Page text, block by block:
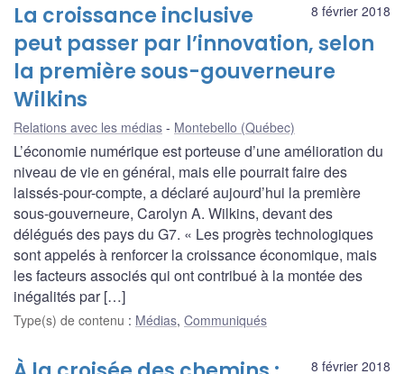
8 février 2018
La croissance inclusive
peut passer par l’innovation, selon
la première sous-gouverneure
Wilkins
Relations avec les médias Montebello (Québec)
L’économie numérique est porteuse d’une amélioration du
niveau de vie en général, mais elle pourrait faire des
laissés-pour-compte, a déclaré aujourd’hui la première
sous-gouverneure, Carolyn A. Wilkins, devant des
délégués des pays du G7. « Les progrès technologiques
sont appelés à renforcer la croissance économique, mais
les facteurs associés qui ont contribué à la montée des
inégalités par […]
Type(s) de contenu : Médias, Communiqués
8 février 2018